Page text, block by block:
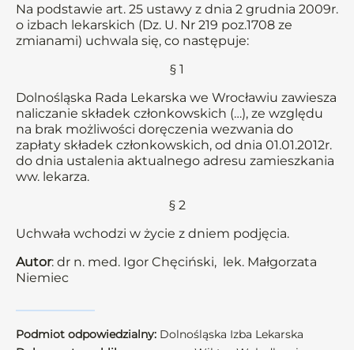
Na podstawie art. 25 ustawy z dnia 2 grudnia 2009r.
o izbach lekarskich (Dz. U. Nr 219 poz.1708 ze
zmianami) uchwala się, co następuje:
§ 1
Dolnośląska Rada Lekarska we Wrocławiu zawiesza
naliczanie składek członkowskich (…), ze względu
na brak możliwości doręczenia wezwania do
zapłaty składek członkowskich, od dnia 01.01.2012r.
do dnia ustalenia aktualnego adresu zamieszkania
ww. lekarza.
§ 2
Uchwała wchodzi w życie z dniem podjęcia.
Autor: dr n. med. Igor Chęciński, lek. Małgorzata
Niemiec
Podmiot odpowiedzialny: Dolnośląska Izba Lekarska